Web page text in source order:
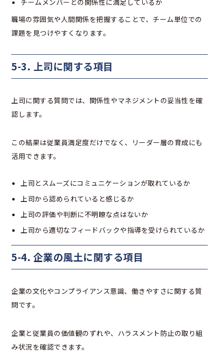
チームメンバーとの関係性に満足しているか
職場の雰囲気や人間関係を把握することで、チーム単位での
課題を見つけやすくなります。
5-3. 上司に関する項目
上司に関する質問では、関係性やマネジメントの妥当性を確
認します。
この結果は従業員満足度だけでなく、リーダー層の育成にも
活用できます。
上司とスムーズにコミュニケーションが取れているか
上司から認められていると感じるか
上司の評価や判断に不明瞭な点はないか
上司から適切なフィードバックや指導を受けられているか
5-4. 企業の風土に関する項目
企業の文化やコンプライアンス意識、働きやすさに関する質
問です。
企業と従業員の価値観のずれや、ハラスメント防止の取り組
み状況を確認できます。